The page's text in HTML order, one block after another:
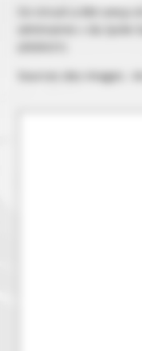
Sources des images :